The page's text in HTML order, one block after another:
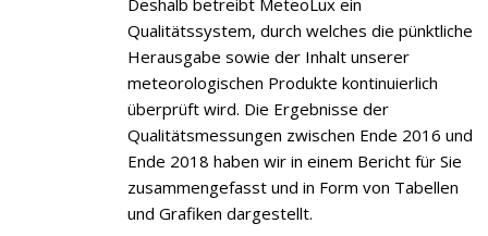
Qualitätssystem, durch welches die pünktliche
Herausgabe sowie der Inhalt unserer
meteorologischen Produkte kontinuierlich
überprüft wird. Die Ergebnisse der
Qualitätsmessungen zwischen Ende 2016 und
Ende 2018 haben wir in einem Bericht für Sie
zusammengefasst und in Form von Tabellen
und Grafiken dargestellt.